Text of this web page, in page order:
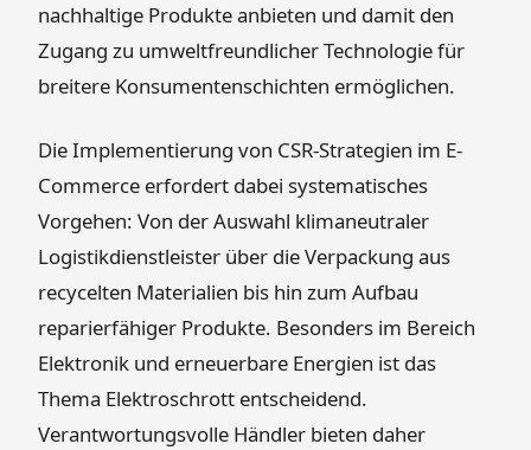
nachhaltige Produkte anbieten und damit den
Zugang zu umweltfreundlicher Technologie für
breitere Konsumentenschichten ermöglichen.
Die Implementierung von CSR-Strategien im E-
Commerce erfordert dabei systematisches
Vorgehen: Von der Auswahl klimaneutraler
Logistikdienstleister über die Verpackung aus
recycelten Materialien bis hin zum Aufbau
reparierfähiger Produkte. Besonders im Bereich
Elektronik und erneuerbare Energien ist das
Thema Elektroschrott entscheidend.
Verantwortungsvolle Händler bieten daher